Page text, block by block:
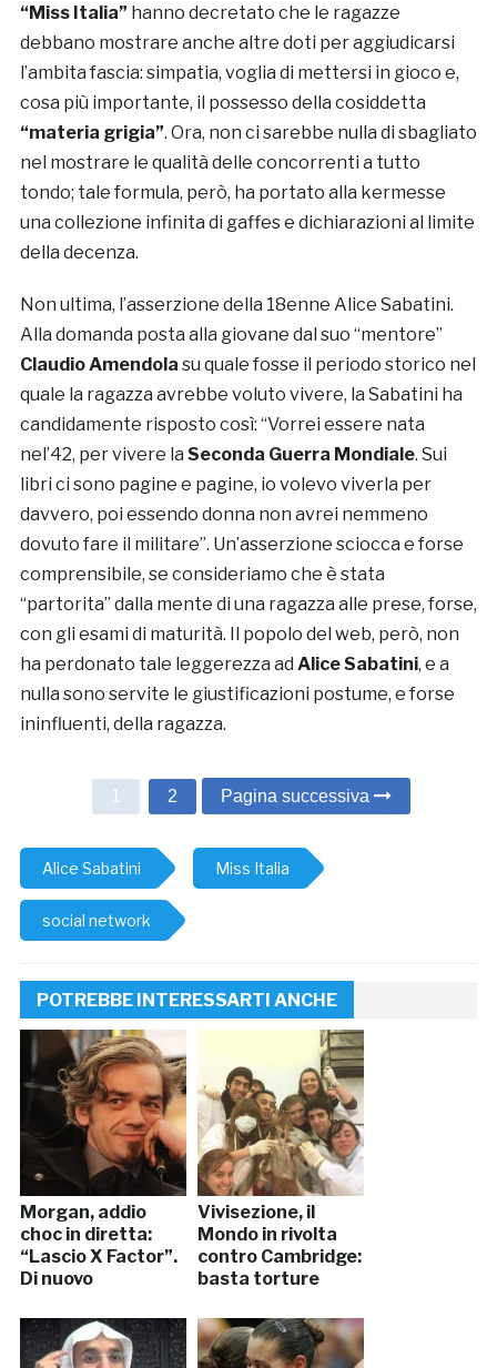
“Miss Italia” hanno decretato che le ragazze
debbano mostrare anche altre doti per aggiudicarsi
l’ambita fascia: simpatia, voglia di mettersi in gioco e,
cosa più importante, il possesso della cosiddetta
“materia grigia”. Ora, non ci sarebbe nulla di sbagliato
nel mostrare le qualità delle concorrenti a tutto
tondo; tale formula, però, ha portato alla kermesse
una collezione infinita di gaffes e dichiarazioni al limite
della decenza.
Non ultima, l’asserzione della 18enne Alice Sabatini.
Alla domanda posta alla giovane dal suo “mentore”
Claudio Amendola su quale fosse il periodo storico nel
quale la ragazza avrebbe voluto vivere, la Sabatini ha
candidamente risposto così: “Vorrei essere nata
nel’42, per vivere la Seconda Guerra Mondiale. Sui
libri ci sono pagine e pagine, io volevo viverla per
davvero, poi essendo donna non avrei nemmeno
dovuto fare il militare”. Un’asserzione sciocca e forse
comprensibile, se consideriamo che è stata
“partorita” dalla mente di una ragazza alle prese, forse,
con gli esami di maturità. Il popolo del web, però, non
ha perdonato tale leggerezza ad Alice Sabatini, e a
nulla sono servite le giustificazioni postume, e forse
ininfluenti, della ragazza.
1 2 Pagina successiva
Alice Sabatini Miss Italia
social network
POTREBBE INTERESSARTI ANCHE
Morgan, addio
choc in diretta:
“Lascio X Factor”.
Di nuovo
Vivisezione, il
Mondo in rivolta
contro Cambridge:
basta torture